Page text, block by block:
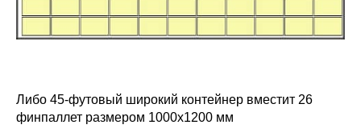
Либо 45-футовый широкий контейнер вместит 26
финпаллет размером 1000х1200 мм